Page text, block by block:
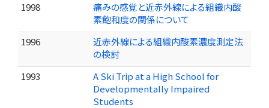
1998
痛みの感覚と近赤外線による組織内酸
素飽和度の関係について
1996
近赤外線による組織内酸素濃度測定法
の検討
1993
A Ski Trip at a High School for
Developmentally Impaired
Students